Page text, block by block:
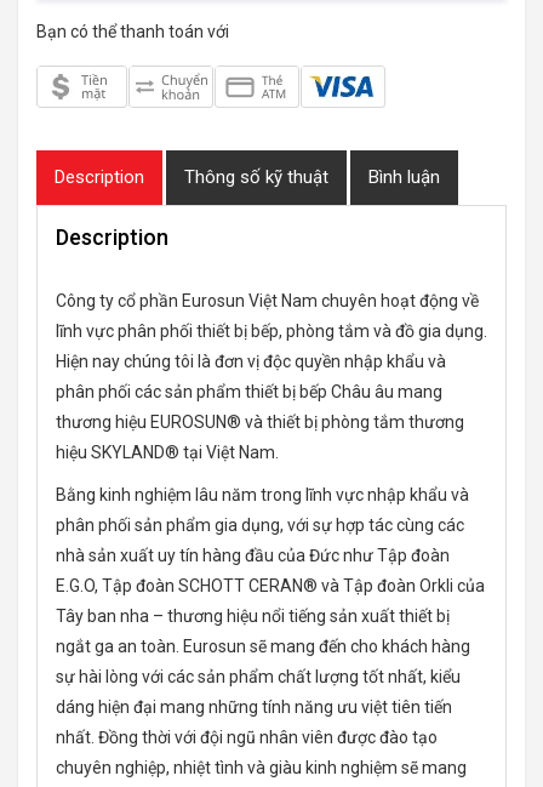
Bạn có thể thanh toán với
Description Thông số kỹ thuật Bình luận
Description
Công ty cổ phần Eurosun Việt Nam chuyên hoạt động về
lĩnh vực phân phối thiết bị bếp, phòng tắm và đồ gia dụng.
Hiện nay chúng tôi là đơn vị độc quyền nhập khẩu và
phân phối các sản phẩm thiết bị bếp Châu âu mang
thương hiệu EUROSUN® và thiết bị phòng tắm thương
hiệu SKYLAND® tại Việt Nam.
Bằng kinh nghiệm lâu năm trong lĩnh vực nhập khẩu và
phân phối sản phẩm gia dụng, với sự hợp tác cùng các
nhà sản xuất uy tín hàng đầu của Đức như Tập đoàn
E.G.O, Tập đoàn SCHOTT CERAN® và Tập đoàn Orkli của
Tây ban nha – thương hiệu nổi tiếng sản xuất thiết bị
ngắt ga an toàn. Eurosun sẽ mang đến cho khách hàng
sự hài lòng với các sản phẩm chất lượng tốt nhất, kiểu
dáng hiện đại mang những tính năng ưu việt tiên tiến
nhất. Đồng thời với đội ngũ nhân viên được đào tạo
chuyên nghiệp, nhiệt tình và giàu kinh nghiệm sẽ mang